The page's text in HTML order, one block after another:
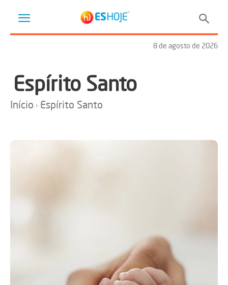
8 de agosto de 2026
Espírito Santo
Início Espírito Santo